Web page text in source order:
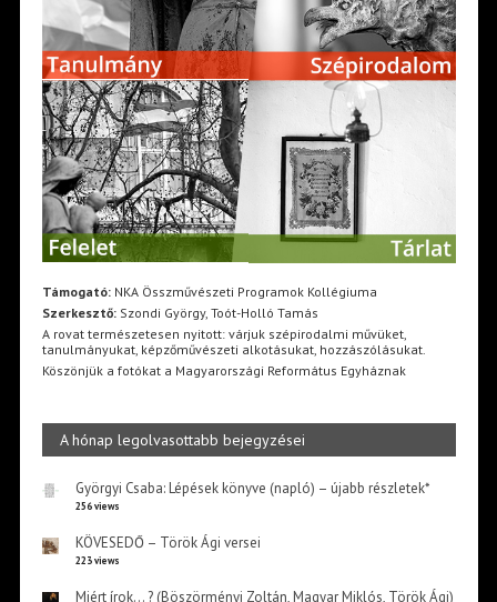
Támogató:NKA Összművészeti Programok Kollégiuma
Szerkesztő:Szondi György, Toót-Holló Tamás
A rovat természetesen nyitott: várjuk szépirodalmi művüket,
tanulmányukat, képzőművészeti alkotásukat, hozzászólásukat.
Köszönjük a fotókat a Magyarországi Református Egyháznak
A hónap legolvasottabb bejegyzései
Györgyi Csaba: Lépések könyve (napló) – újabb részletek*
256 views
KÖVESEDŐ – Török Ági versei
223 views
Miért írok… ? (Böszörményi Zoltán, Magyar Miklós, Török Ági)